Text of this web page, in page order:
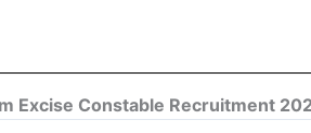
Excise Constable Recruitment